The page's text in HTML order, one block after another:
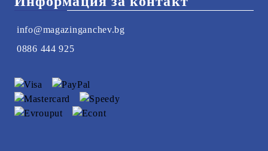
info@magazinganchev.bg
0886 444 925